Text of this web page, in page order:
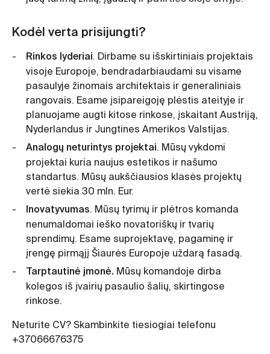
Kodėl verta prisijungti?
Rinkos lyderiai. Dirbame su išskirtiniais projektais
visoje Europoje, bendradarbiaudami su visame
pasaulyje žinomais architektais ir generaliniais
rangovais. Esame įsipareigoję plėstis ateityje ir
planuojame augti kitose rinkose, įskaitant Austriją,
Nyderlandus ir Jungtines Amerikos Valstijas.
Analogų neturintys projektai. Mūsų vykdomi
projektai kuria naujus estetikos ir našumo
standartus. Mūsų aukščiausios klasės projektų
vertė siekia 30 mln. Eur.
Inovatyvumas. Mūsų tyrimų ir plėtros komanda
nenumaldomai ieško novatoriškų ir tvarių
sprendimų. Esame suprojektavę, pagaminę ir
įrengę pirmąjį Šiaurės Europoje uždarą fasadą.
Tarptautinė įmonė. Mūsų komandoje dirba
kolegos iš įvairių pasaulio šalių, skirtingose
rinkose.
Neturite CV? Skambinkite tiesiogiai telefonu
+37066676375